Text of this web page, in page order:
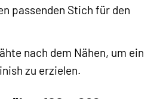
passenden Stich für den
nach dem Nähen, um ein
zu erzielen.